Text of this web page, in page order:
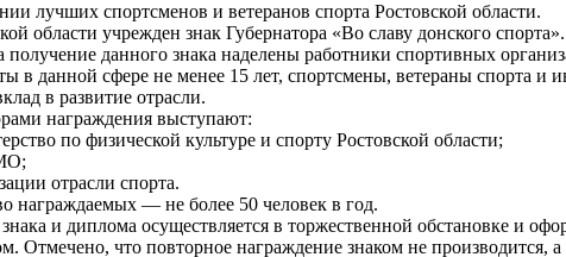
лучших спортсменов и ветеранов спорта Ростовской области.
области учрежден знак Губернатора «Во славу донского спорта».
получение данного знака наделены работники спортивных
в данной сфере не менее 15 лет, спортсмены, ветераны спорта и
в развитие отрасли.
награждения выступают:
по физической культуре и спорту Ростовской области;
отрасли спорта.
награждаемых — не более 50 человек в год.
и диплома осуществляется в торжественной обстановке и
Отмечено, что повторное награждение знаком не производится,